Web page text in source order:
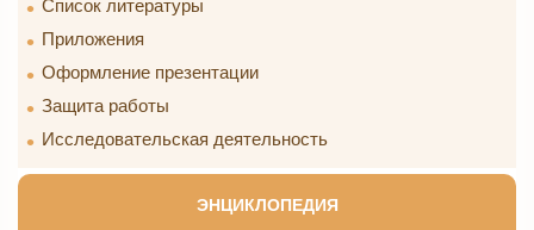
Список литературы
Приложения
Оформление презентации
Защита работы
Исследовательская деятельность
ЭНЦИКЛОПЕДИЯ